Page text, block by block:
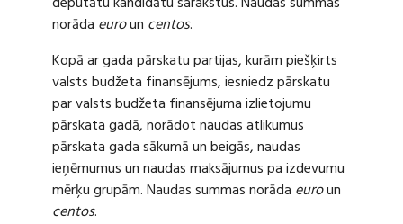
norāda euroun centos.
Kopā ar gada pārskatu partijas, kurām piešķirts
valsts budžeta finansējums, iesniedz pārskatu
par valsts budžeta finansējuma izlietojumu
pārskata gadā, norādot naudas atlikumus
pārskata gada sākumā un beigās, naudas
ieņēmumus un naudas maksājumus pa izdevumu
mērķu grupām. Naudas summas norāda euroun
centos.